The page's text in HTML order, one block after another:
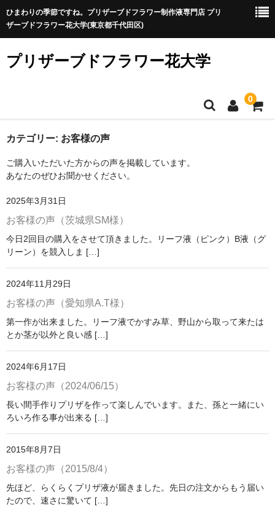
ひまわりの季節ですね。プリザーブドフラワー制作液専門店 プリ
ザーブドフラワー花大学(東京都千代田区)
プリザーブドフラワー花大学
0
プリザ制作が初めての方
プリザ制作が初めての方へ
ト
制作液を選ぶ
A液
B液
らくらくプリザ液
リーフ液
講習会レッスン
カートを見る
お支払・発送・送料
花大学へのアクセス
カテゴリー: お客様の声
ご購入いただいた方からの声を掲載しています。
あなたのぜひお聞かせください。
2025年3月31日
お客様の声（茨城県SM様）
今日2回目の購入をさせて頂きました。リーフ液（ピンク）B液（グ
リーン）を競入しま […]
2024年11月29日
お客様の声（愛知県A.T様）
第一作が出来ました。リーフ液でかすみ草、野山から取って来たは
とか茎が以外と良い感 […]
2024年6月17日
お客様の声（2024/06/15）
長い間手作りプリザを作って楽しんでいます。また、孫と一緒にい
ろいろ作る事が出来る […]
2015年8月7日
お客様の声（2015/8/4）
先ほど、らくらくプリザ液が届きました。先日の注文からもう届い
たので、速さに驚いて […]